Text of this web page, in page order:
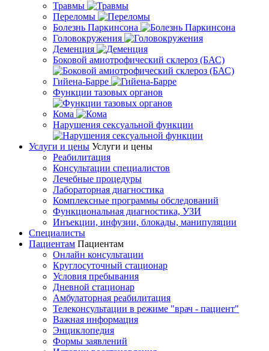
Травмы
Переломы
Болезнь Паркинсона
Головокружения
Деменция
Боковой амиотрофический склероз (БАС)
Гийена-Барре
Функции тазовых органов
Кома
Нарушения сексуальной функции
Услуги и цены Услуги и цены
Реабилитация
Консультации специалистов
Лечебные процедуры
Лабораторная диагностика
Комплексные программы обследований
Функциональная диагностика, УЗИ
Инъекции, инфузии, блокады, манипуляции
Специалисты
Пациентам Пациентам
Онлайн консультации
Круглосуточный стационар
Условия пребывания
Дневной стационар
Амбулаторная реабилитация
Телеконсультации в режиме "врач - пациент"
Важная информация
Энциклопедия
Формы заявлений